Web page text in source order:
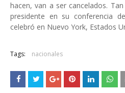
hacen, van a ser cancelados.
presidente en su conferencia
celebró en Nuevo York, Estados
Tags: nacionales